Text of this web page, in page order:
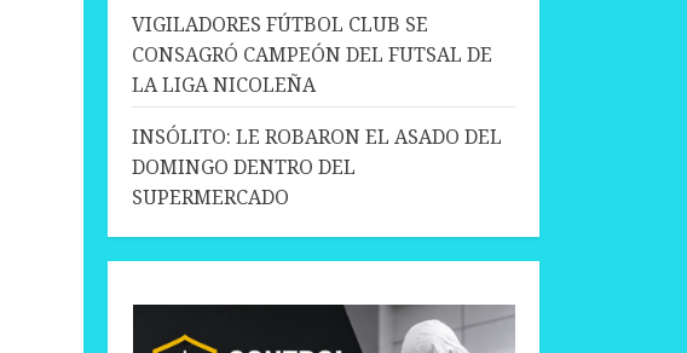
VIGILADORES FÚTBOL CLUB SE
CONSAGRÓ CAMPEÓN DEL FUTSAL DE
LA LIGA NICOLEÑA
INSÓLITO: LE ROBARON EL ASADO DEL
DOMINGO DENTRO DEL
SUPERMERCADO